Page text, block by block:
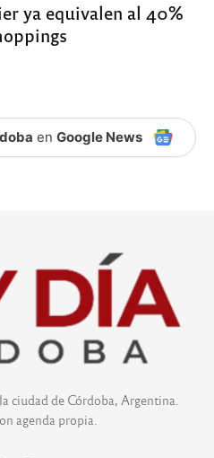
ya equivalen al 40%
en Google News
ciudad de Córdoba, Argentina.
agenda propia.